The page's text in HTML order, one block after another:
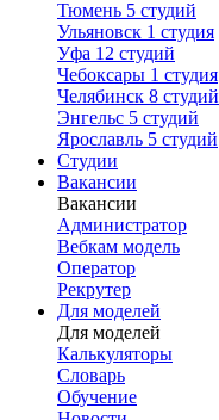
Тюмень 5 студий
Ульяновск 1 студия
Уфа 12 студий
Чебоксары 1 студия
Челябинск 8 студий
Энгельс 5 студий
Ярославль 5 студий
Студии
Вакансии
Вакансии
Администратор
Вебкам модель
Оператор
Рекрутер
Для моделей
Для моделей
Калькуляторы
Словарь
Обучение